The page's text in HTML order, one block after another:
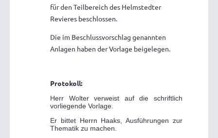
für den Teilbereich des Helmstedter
Revieres beschlossen.
Die im Beschlussvorschlag genannten
Anlagen haben der Vorlage beigelegen.
Protokoll:
Herr Wolter verweist auf die schriftlich
vorliegende Vorlage.
Er bittet Herrn Haaks, Ausführungen zur
Thematik zu machen.